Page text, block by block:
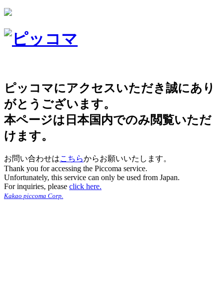
ピッコマにアクセスいただき誠にあり
がとうございます。
本ページは日本国内でのみ閲覧いただ
けます。
お問い合わせはこちらからお願いいたします。
Thank you for accessing the Piccoma service.
Unfortunately, this service can only be used from Japan.
For inquiries, please click here.
Kakao piccoma Corp.